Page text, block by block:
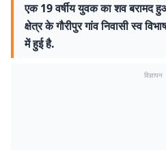
एक 19 वर्षीय युवक का शव बरामद
क्षेत्र के गौरीपुर गांव निवासी स्व
में हुई है.
विज्ञापन